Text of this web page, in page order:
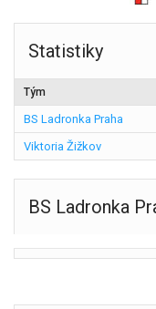
Statistiky
Tým
BS Ladronka Praha
Viktoria Žižkov
BS Ladronka